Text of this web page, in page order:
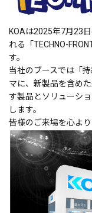
KOAは2025年7月23
れる「TECHNO-
す。
当社のブースでは「
マに、新製品を含め
す製品とソリューシ
します。
皆様のご来場を心よ